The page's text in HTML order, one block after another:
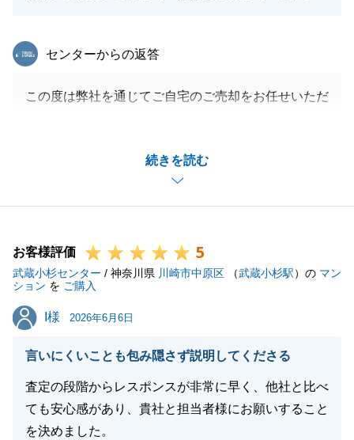
続きを読む
東急リバブル
センターからの返答
この度は弊社を通じてご自宅のご売却をお任せいただ
応をいただいたおかげで、決済までスムーズに問題な
く終えることができました。
重ねて感謝申し上げます。
ご連絡下さいませ。
必ずU様のお役に立てるように尽力いたします。
今後ともよろしくお願いいたします。
閉じる
お客様評価 5
武蔵小杉センター / 神奈川県 川崎市中原区 （武蔵小杉駅）の マン
ション を ご購入
I様
I様 2026年6月6日
言いにくいことも包み隠さず説明してくださる
査定の段階からレスポンスが非常に早く、他社と比べ
ても安心感があり、貴社と担当者様にお願いすること
を決めました。